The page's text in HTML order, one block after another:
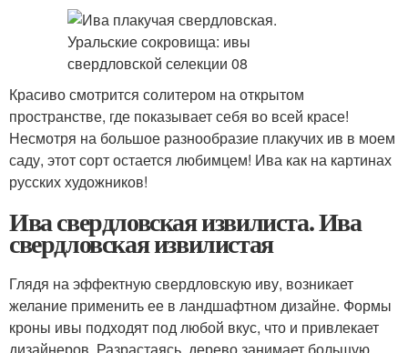
Красиво смотрится солитером на открытом
пространстве, где показывает себя во всей красе!
Несмотря на большое разнообразие плакучих ив в моем
саду, этот сорт остается любимцем! Ива как на картинах
русских художников!
Ива свердловская извилиста. Ива
свердловская извилистая
Глядя на эффектную свердловскую иву, возникает
желание применить ее в ландшафтном дизайне. Формы
кроны ивы подходят под любой вкус, что и привлекает